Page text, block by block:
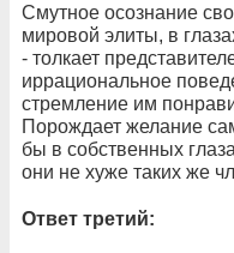
Смутное осознание
мировой элиты, в
- толкает
иррациональное
стремление им
Порождает желание
бы в собственных
они не хуже таких же
Ответ третий: